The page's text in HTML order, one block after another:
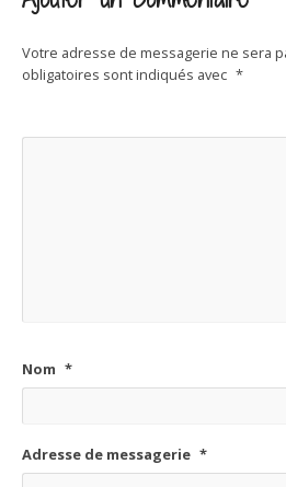
Votre adresse de messagerie ne sera
obligatoires sont indiqués avec *
Nom *
Adresse de messagerie *